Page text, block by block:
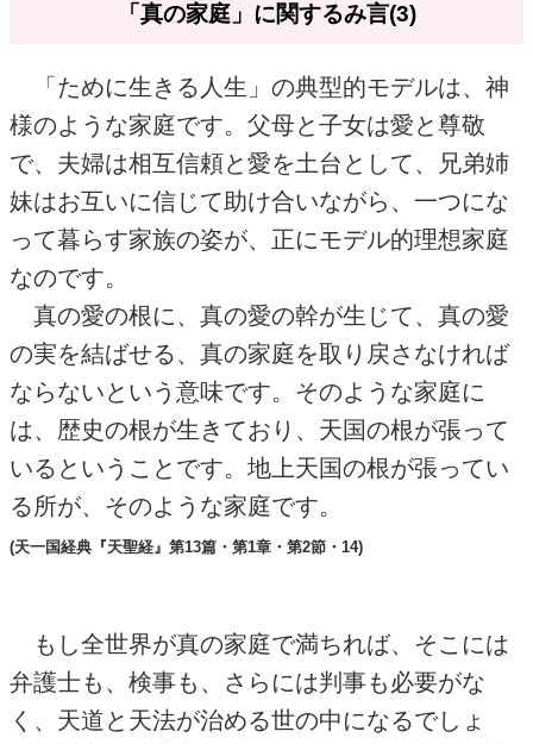
「真の家庭」に関するみ言(3)
「ために生きる人生」の典型的モデルは、神
様のような家庭です。父母と子女は愛と尊敬
で、夫婦は相互信頼と愛を土台として、兄弟姉
妹はお互いに信じて助け合いながら、一つにな
って暮らす家族の姿が、正にモデル的理想家庭
なのです。
真の愛の根に、真の愛の幹が生じて、真の愛
の実を結ばせる、真の家庭を取り戻さなければ
ならないという意味です。そのような家庭に
は、歴史の根が生きており、天国の根が張って
いるということです。地上天国の根が張ってい
る所が、そのような家庭です。
(天一国経典『天聖経』第13篇・第1章・第2節・14)
もし全世界が真の家庭で満ちれば、そこには
弁護士も、検事も、さらには判事も必要がな
く、天道と天法が治める世の中になるでしょ